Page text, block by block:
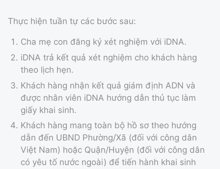
Thực hiện tuần tự các bước sau:
Cha mẹ con đăng ký xét nghiệm với iDNA.
iDNA trả kết quả xét nghiệm cho khách hàng
theo lịch hẹn.
Khách hàng nhận kết quả giám định ADN và
được nhân viên iDNA hướng dẫn thủ tục làm
giấy khai sinh.
Khách hàng mang toàn bộ hồ sơ theo hướng
dẫn đến UBND Phường/Xã (đối với công dân
Việt Nam) hoặc Quận/Huyện (đối với công dân
có yêu tố nước ngoài) để tiến hành khai sinh